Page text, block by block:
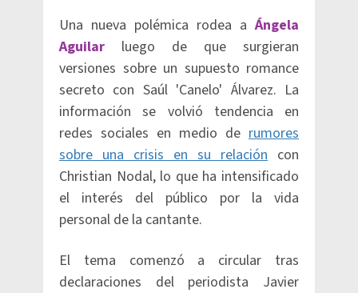
Una nueva polémica rodea aÁngela
Aguilar luego de que surgieran
versiones sobre un supuesto romance
secreto con Saúl 'Canelo' Álvarez. La
información se volvió tendencia en
redes sociales en medio de rumores
sobre una crisis en su relación con
Christian Nodal, lo que ha intensificado
el interés del público por la vida
personal de la cantante.
El tema comenzó a circular tras
declaraciones del periodista Javier